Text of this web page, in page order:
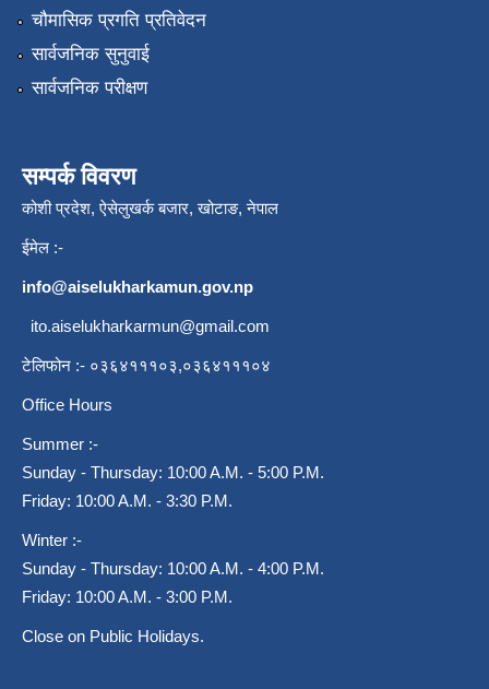
चौमासिक प्रगति प्रतिवेदन
सार्वजनिक सुनुवाई
सार्वजनिक परीक्षण
सम्पर्क विवरण
कोशी प्रदेश, ऐसेलुखर्क बजार, खोटाङ, नेपाल
ईमेल :-
info@aiselukharkamun.gov.np
ito.aiselukharkarmun@gmail.com
टेलिफोन :- ०३६४१११०३,०३६४१११०४
Office Hours
Summer :-
Sunday - Thursday: 10:00 A.M. - 5:00 P.M.
Friday: 10:00 A.M. - 3:30 P.M.
Winter :-
Sunday - Thursday: 10:00 A.M. - 4:00 P.M.
Friday: 10:00 A.M. - 3:00 P.M.
Close on Public Holidays.